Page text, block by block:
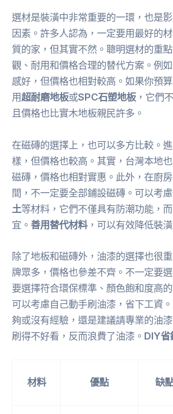
選材是裝潢中非常重要的一環，也是
因素。許多人認為，一定要用最好的
質的家，但其實不然。聰明選材的重
觀、耐用和價格合理的替代方案。例
感好，但價格也相對較高。如果你預
用超耐磨地板或SPC石塑地板 ，它們
且價格也比實木地板親民許多。
在磁磚的選擇上，也可以多方比較。
樣，但價格也較高。其實，台灣本地
磁磚，價格也相對實惠。此外，在廚
間，不一定要全部鋪設磁磚。可以考
土等材料，它們不僅具有防潮功能，
宜。 善用替代材料，可以有效降低裝潢
除了地板和磁磚外，油漆的選擇也很
牌眾多，價格也參差不齊。不一定要
要選擇符合環保標準、顏色飽和度高
可以考慮自己動手刷油漆，省下工資
夠或沒有經驗，還是建議請專業的油
刷得不好看，反而浪費了油漆。 DIY省
材料 優點 缺